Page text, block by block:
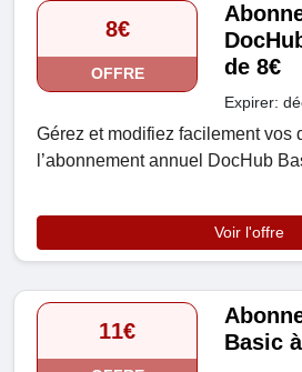
8€
OFFRE
de 8€
Expirer:
Gérez et modifiez facilement vos
l’abonnement annuel DocHub
Voir l'offre
11€
Basic